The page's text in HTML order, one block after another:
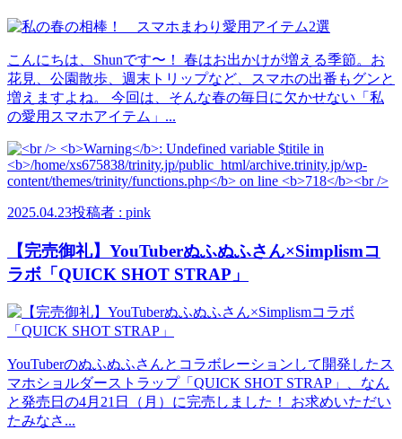
こんにちは、Shunです〜！ 春はお出かけが増える季節。お
花見、公園散歩、週末トリップなど、スマホの出番もグンと
増えますよね。 今回は、そんな春の毎日に欠かせない「私
の愛用スマホアイテム」...
2025.04.23投稿者 : pink
【完売御礼】YouTuberぬふぬふさん×Simplismコ
ラボ「QUICK SHOT STRAP」
YouTuberのぬふぬふさんとコラボレーションして開発したス
マホショルダーストラップ「QUICK SHOT STRAP」、なん
と発売日の4月21日（月）に完売しました！ お求めいただい
たみなさ...